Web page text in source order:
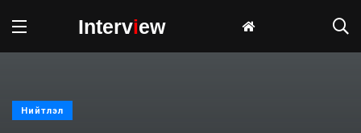
Interview
Нийтлэл